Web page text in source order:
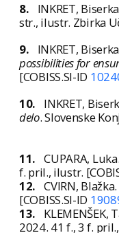
8. INKRET,
str., ilustr. Zbirka
9. INKRET,
possibilities for
[COBISS.SI-ID
10. INKRET,
delo. Slovenske
11. CUPARA,
f. pril., ilustr.
12. CVIRN, Blažka.
[COBISS.SI-ID
13.
KLEMENŠEK,
2024. 41 f., 3 f.